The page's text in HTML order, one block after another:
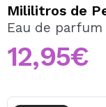
Al crear una
tus compras
pedidos y
Mililitros de
Eau de
12,95€